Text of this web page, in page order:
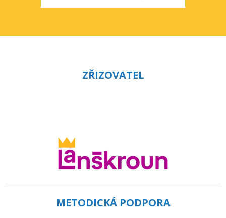
ZŘIZOVATEL
METODICKÁ PODPORA